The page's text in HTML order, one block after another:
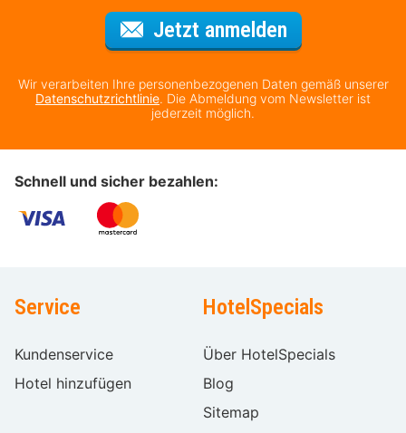
Jetzt anmeldenFür den
Wir verarbeiten Ihre personenbezogenen Daten gemäß unserer
Datenschutzrichtlinie. Die Abmeldung vom Newsletter ist
jederzeit möglich.
Schnell und sicher bezahlen:
Service
Kundenservice
Hotel hinzufügen
HotelSpecials
Über HotelSpecials
Blog
Sitemap